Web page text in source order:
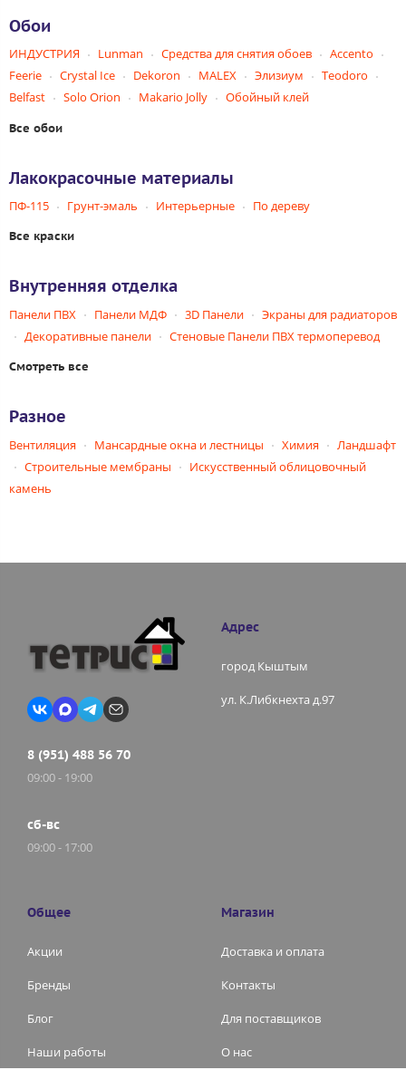
Обои
ИНДУСТРИЯ Lunman Средства для снятия обоев
Accento
Feerie
Crystal Ice Dekoron MALEX Элизиум
Teodoro
Belfast
Solo Orion Makario Jolly Обойный клей
Все обои
Лакокрасочные материалы
ПФ-115 Грунт-эмаль Интерьерные По дереву
Все краски
Внутренняя отделка
Панели ПВХ Панели МДФ 3D Панели
Экраны для радиаторов
Декоративные панели
Стеновые Панели ПВХ термоперевод
Смотреть все
Разное
Вентиляция Мансардные окна и лестницы Химия
Ландшафт
Строительные мембраны
Искусственный облицовочный
камень
8 (951) 488 56 70
09:00 - 19:00
сб-вс
09:00 - 17:00
Адрес
город Кыштым
ул. К.Либкнехта д.97
Общее
Акции
Бренды
Блог
Наши работы
Магазин
Доставка и оплата
Контакты
Для поставщиков
О нас